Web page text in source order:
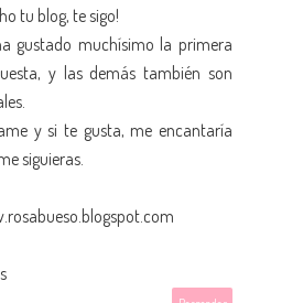
tu blog, te sigo!
gustado muchísimo la primera
y las demás también son
y si te gusta, me encantaría
siguieras.